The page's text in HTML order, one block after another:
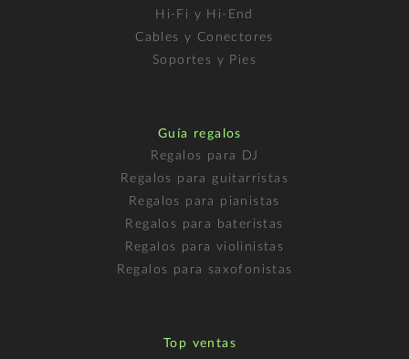
Hi-Fi y Hi-End
Cables y Conectores
Soportes y Pies
Guía regalos
Regalos para DJ
Regalos para guitarristas
Regalos para pianistas
Regalos para bateristas
Regalos para violinistas
Regalos para saxofonistas
Top ventas